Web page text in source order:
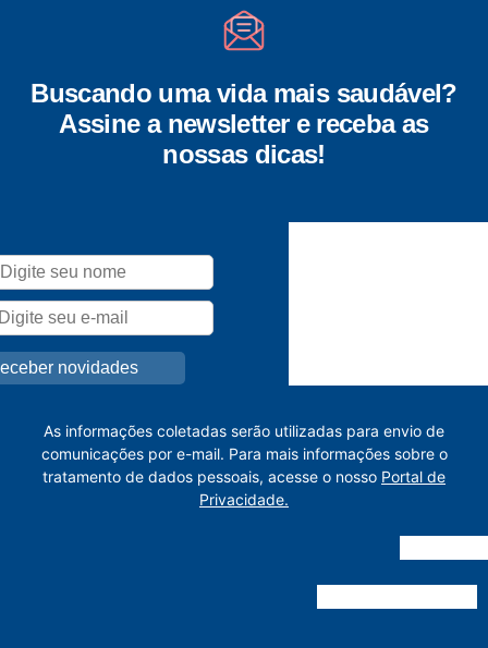
Buscando uma vida mais saudável?
Assine a newsletter e receba as
nossas dicas!
As informações coletadas serão utilizadas para envio de
comunicações por e-mail. Para mais informações sobre o
tratamento de dados pessoais, acesse o nosso Portal de
Privacidade.